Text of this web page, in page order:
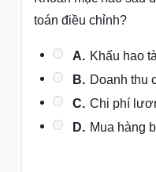
toán điều chỉnh?
A. Khấu hao
B. Doanh thu
C. Chi phí
D. Mua hàng